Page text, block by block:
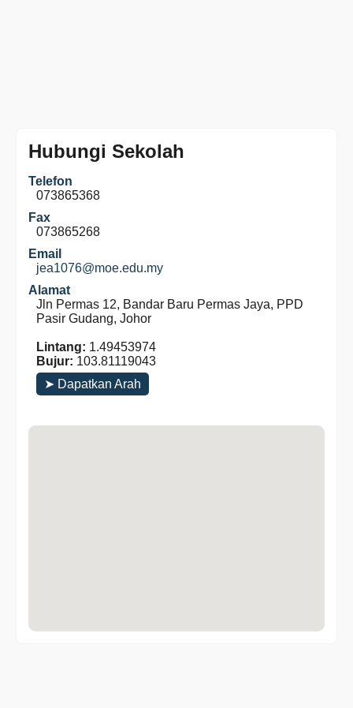
Hubungi Sekolah
Telefon
073865368
Fax
073865268
Email
jea1076@moe.edu.my
Alamat
Jln Permas 12, Bandar Baru Permas Jaya, PPD
Pasir Gudang, Johor
Lintang: 1.49453974
Bujur: 103.81119043
➤ Dapatkan Arah